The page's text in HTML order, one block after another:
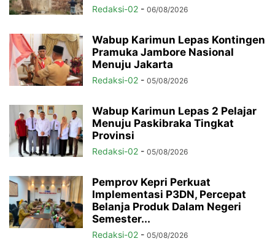
Redaksi-02 - 06/08/2026
Wabup Karimun Lepas Kontingen
Pramuka Jambore Nasional
Menuju Jakarta
Redaksi-02 - 05/08/2026
Wabup Karimun Lepas 2 Pelajar
Menuju Paskibraka Tingkat
Provinsi
Redaksi-02 - 05/08/2026
Pemprov Kepri Perkuat
Implementasi P3DN, Percepat
Belanja Produk Dalam Negeri
Semester...
Redaksi-02 - 05/08/2026